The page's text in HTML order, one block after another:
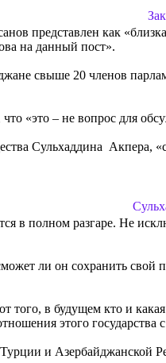
представлен как
на данный пост».
свыше 20 членов
«это – не вопрос для
Сульхаддина Акпера,
в полном разгаре. Не
ли он сохранить
того, в будущем кто и
этого
и Азербайджанской